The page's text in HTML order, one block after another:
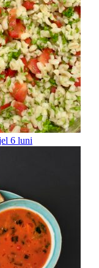
6 luni